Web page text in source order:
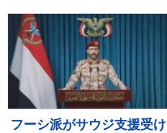
打など計12安打 左腕・熊
谷晄→エース村尾竜弦の好
継投
フーシ派がサウジ支援受け